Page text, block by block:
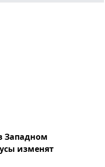
Западном
изменят